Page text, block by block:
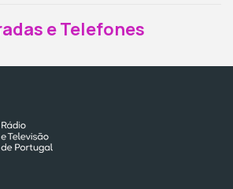
e Telefones